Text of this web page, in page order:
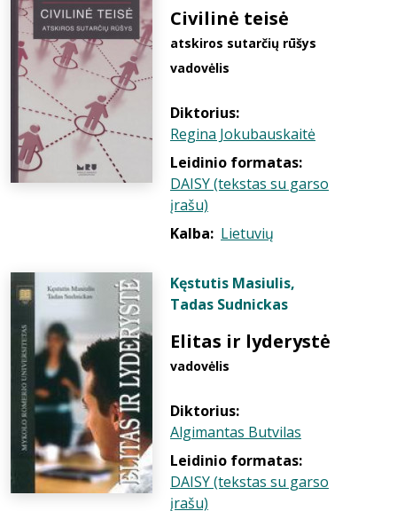
Civilinė teisė
atskiros sutarčių rūšys
vadovėlis
Diktorius:
Regina Jokubauskaitė
Leidinio formatas:
DAISY (tekstas su garso
įrašu)
Kalba: Lietuvių
Kęstutis Masiulis,
Tadas Sudnickas
Elitas ir lyderystė
vadovėlis
Diktorius:
Algimantas Butvilas
Leidinio formatas:
DAISY (tekstas su garso
įrašu)